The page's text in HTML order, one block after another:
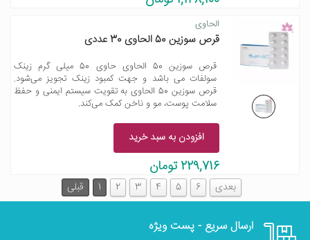
الحاوى
قرص سوزین 50 الحاوی 30 عددی
قرص سوزین 50 الحاوی حاوی 50 میلی گرم زینک
سولفات می باشد و جهت کمبود زینک تجویز می‌شود.
قرص سوزین 50 الحاوی به تقویت سیستم ایمنی و حفظ
سلامت پوست، مو و ناخن کمک می‌کند.
افزودن به سبد خرید
229,716 تومان
قبلی 1 2 3 4 5 6 بعدی
ارسال سریع - پست ویژه